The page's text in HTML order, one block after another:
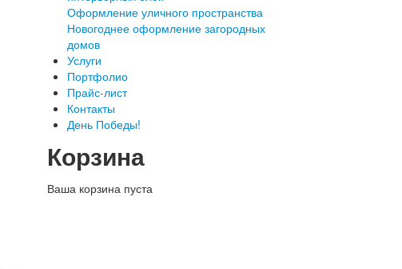
Оформление уличного пространства
Новогоднее оформление загородных
домов
Услуги
Портфолио
Прайс-лист
Контакты
День Победы!
Корзина
Ваша корзина пуста